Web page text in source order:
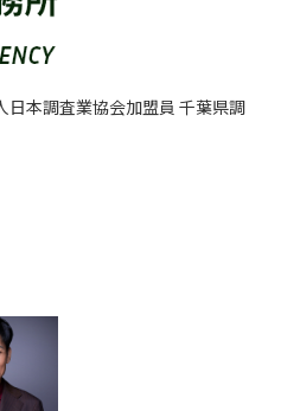
日本調査業協会加盟員 千葉県調